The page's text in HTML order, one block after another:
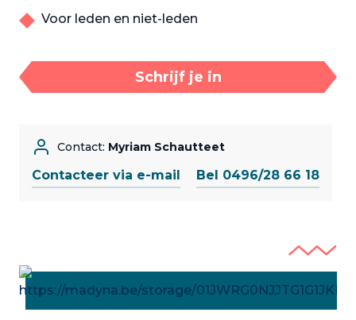
Voor leden en niet-leden
Schrijf je in
Contact: Myriam Schautteet
Contacteer via e-mail Bel 0496/28 66 18